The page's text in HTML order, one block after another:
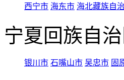
西宁市 海东市 海北藏族自
宁夏回族自
银川市 石嘴山市 吴忠市 固